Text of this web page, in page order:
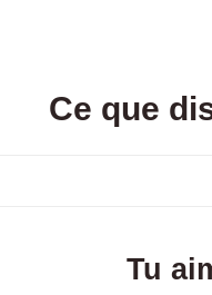
Ce que
Tu